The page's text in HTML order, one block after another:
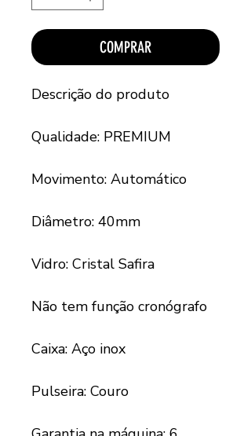
COMPRAR
Descrição do produto
Qualidade: PREMIUM
Movimento: Automático
Diâmetro: 40mm
Vidro: Cristal Safira
Não tem função cronógrafo
Caixa: Aço inox
Pulseira: Couro